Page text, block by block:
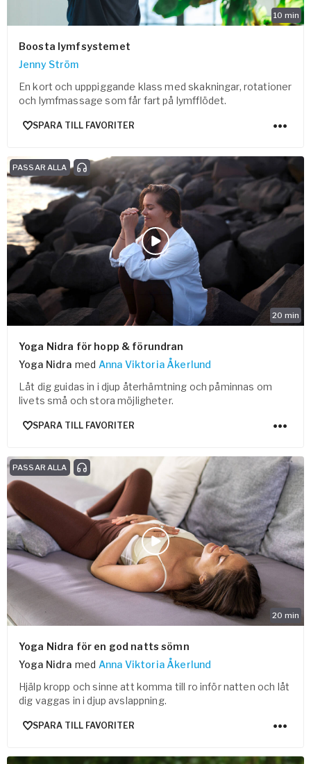
10 min
Boosta lymfsystemet
Jenny Ström
En kort och upppiggande klass med skakningar, rotationer
och lymfmassage som får fart på lymfflödet.
SPARA TILL FAVORITER
20 min
PASSAR ALLA
Yoga Nidra för hopp & förundran
Yoga Nidra med Anna Viktoria Åkerlund
Låt dig guidas in i djup återhämtning och påminnas om
livets små och stora möjligheter.
SPARA TILL FAVORITER
20 min
PASSAR ALLA
Yoga Nidra för en god natts sömn
Yoga Nidra med Anna Viktoria Åkerlund
Hjälp kropp och sinne att komma till ro inför natten och låt
dig vaggas in i djup avslappning.
SPARA TILL FAVORITER